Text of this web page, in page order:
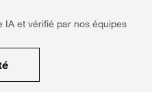
IA et vérifié par nos équipes